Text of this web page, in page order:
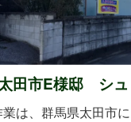
田市E様邸 シュ
は、群馬県太田市